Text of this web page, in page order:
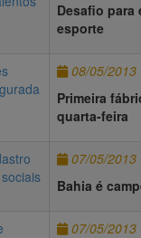
Desafio
esporte
08/05/2013
Primeira
quarta-feira
07/05/2013
Bahia é
07/05/2013